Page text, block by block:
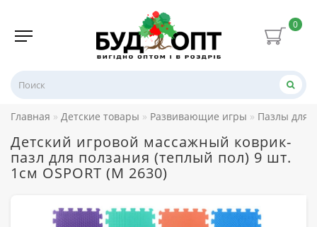
0
Главная Детские товары Развивающие игры Пазлы для
Детский игровой массажный коврик-
пазл для ползания (теплый пол) 9 шт.
1см OSPORT (M 2630)